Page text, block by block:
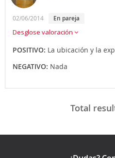
02/06/2014 en pareja
Desglose valoración
POSITIVO: La ubicación y la
NEGATIVO: Nada
Total